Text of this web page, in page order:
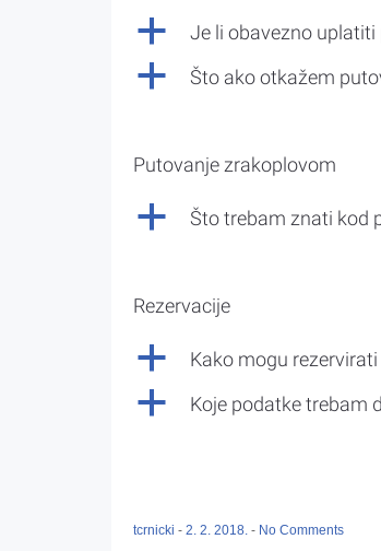
a Je li obavezno
a Što ako otkažem
Putovanje zrakoplovom
a Što trebam znati kod
Rezervacije
a Kako mogu
a Koje podatke trebam
tcrnicki - 2. 2. 2018. - No Comments